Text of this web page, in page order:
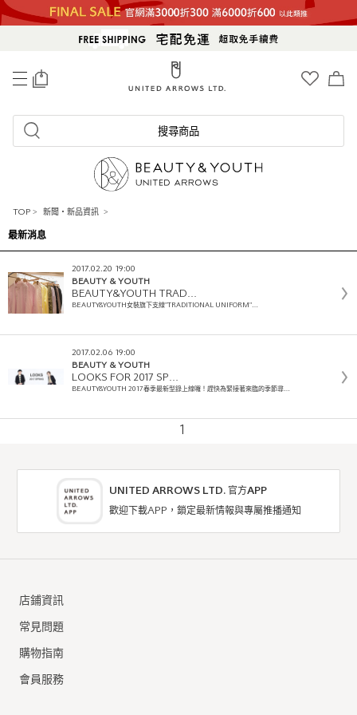
搜尋商品
TOP > 新聞・新品資訊 >
最新消息
2017.02.20 19:00
BEAUTY & YOUTH
BEAUTY&YOUTH TRAD…
BEAUTY&YOUTH女裝旗下支線"TRADITIONAL UNIFORM"…
2017.02.06 19:00
BEAUTY & YOUTH
LOOKS FOR 2017 SP…
BEAUTY&YOUTH 2017春季最新型錄上線囉！趕快為緊接著來臨的季節尋…
UNITED ARROWS LTD. 官方APP
歡迎下載APP，鎖定最新情報與專屬推播通知
店鋪資訊
常見問題
購物指南
會員服務